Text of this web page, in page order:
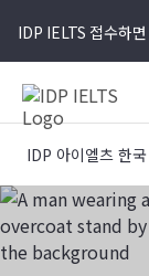
IDP IELTS 접수하면
IDP 아이엘츠 한국